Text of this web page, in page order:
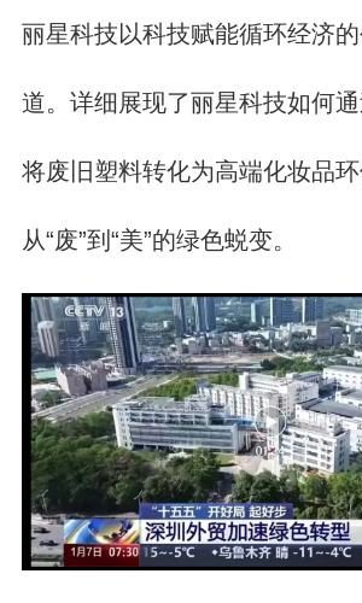
丽星科技以科技赋能循环经济
道。详细展现了丽星科技如何通
将废旧塑料转化为高端化妆品
从“废”到“美”的绿色蜕变。